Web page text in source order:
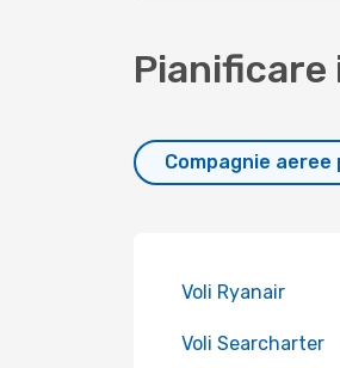
Pianificare
Compagnie aeree
Voli Ryanair
Voli Searcharter